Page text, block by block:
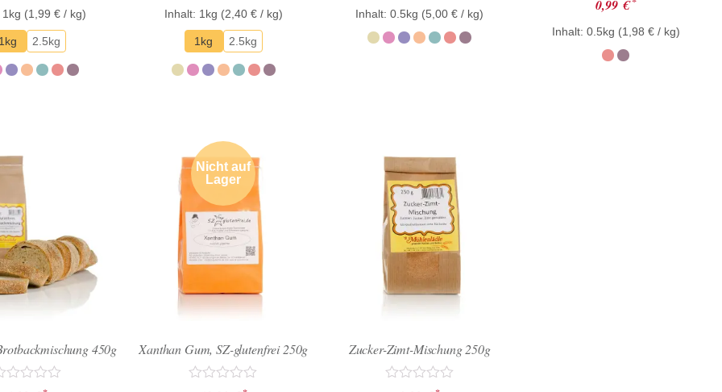
1kg (1,99€ / kg)
1kg 2.5kg
0
von
5
Inhalt: 1kg (2,40 €/ kg)
1kg 2.5kg
von
5
Inhalt: 0.5kg (5,00€ / kg)
5.00
von 5
0,99 €
Inhalt: 0.5kg (1,98 €/ kg)
450g
Nicht auf
Lager
Xanthan Gum, SZ-glutenfrei 250g Zucker-Zimt-Mischung 250g